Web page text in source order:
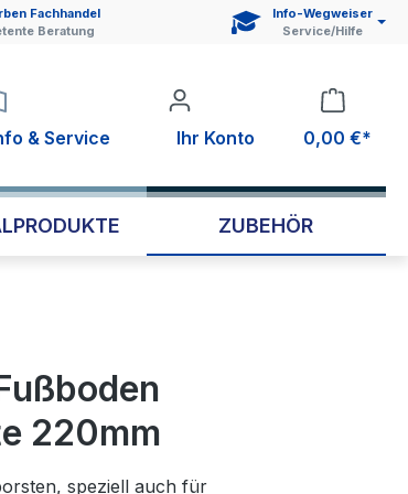
Fachhandel
Beratung
Info-Wegweiser
Service/Hilfe
& Service Ihr Konto 0,00 €*
ZUBEHÖR
220mm
speziell auch für